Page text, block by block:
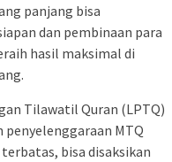
panjang bisa
dan pembinaan para
hasil maksimal di
Tilawatil Quran (LPTQ)
penyelenggaraan MTQ
bisa disaksikan